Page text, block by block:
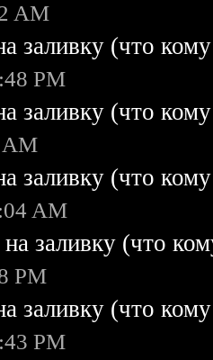
AM
заливку (что
PM
заливку (что
AM
заливку (что
AM
заливку (что
PM
заливку (что
PM